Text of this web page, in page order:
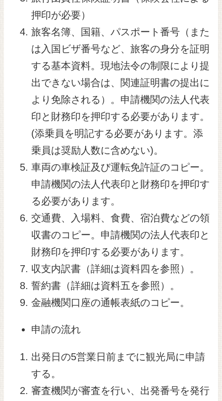
押印が必要）
旅客名簿、国籍、パスポート番号（また
は入国ビザ番号など、旅客の身分を証明
する基本資料。現地法令の制限により提
出できない場合は、関連証明書の提出に
より免除される）。申請機関の法人代表
印と財務印を押印する必要があります。
(添乗員を明記する必要があります。添
乗員は奨励人数に含めない)。
車両の車検証及び運転免許証のコピー。
申請機関の法人代表印と財務印を押印す
る必要があります。
交通費、入場料、食費、宿泊費などの領
収書のコピー。申請機関の法人代表印と
財務印を押印する必要があります。
収支内訳書（詳細は資料四を参照）。
誓約書（詳細は資料五を参照）。
金融機関口座の通帳表紙のコピー。
申請の流れ
出発日の5営業日前までに観光局に申請
する。
審査機関が審査を行い、出発番号を発行